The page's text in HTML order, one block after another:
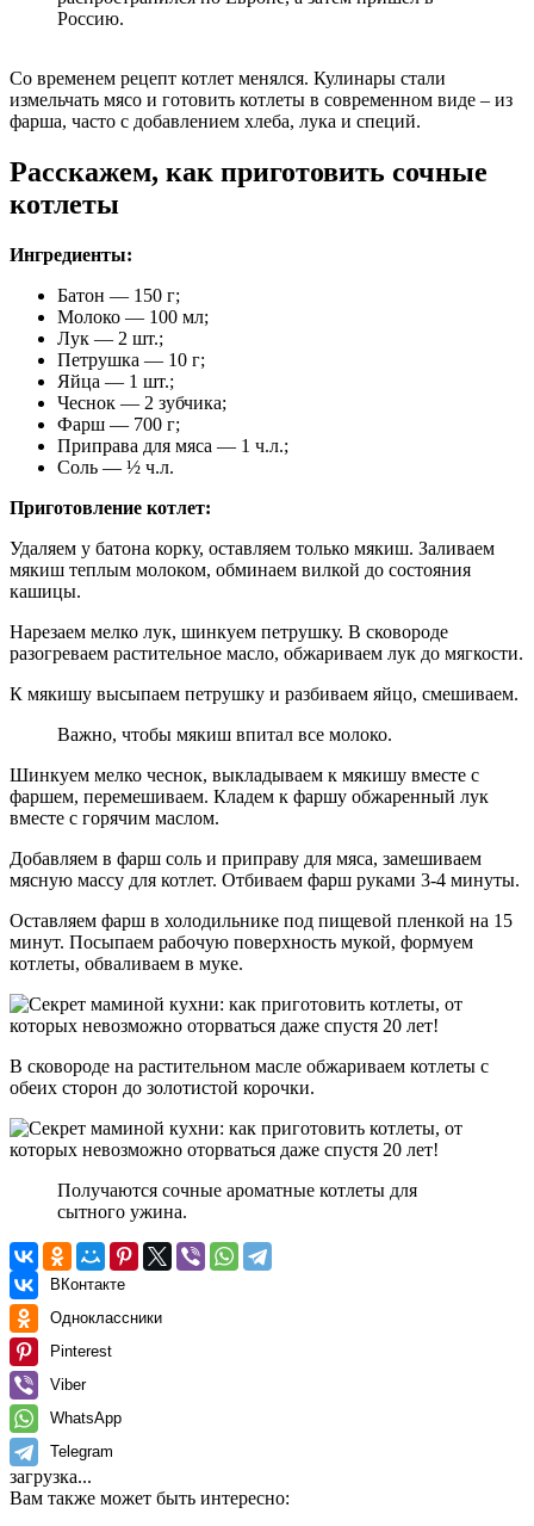
Россию.
Со временем рецепт котлет менялся. Кулинары стали
измельчать мясо и готовить котлеты в современном виде – из
фарша, часто с добавлением хлеба, лука и специй.
Расскажем, как приготовить сочные
котлеты
Ингредиенты:
Батон — 150 г;
Молоко — 100 мл;
Лук — 2 шт.;
Петрушка — 10 г;
Яйца — 1 шт.;
Чеснок — 2 зубчика;
Фарш — 700 г;
Приправа для мяса — 1 ч.л.;
Соль — ½ ч.л.
Приготовление котлет:
Удаляем у батона корку, оставляем только мякиш. Заливаем
мякиш теплым молоком, обминаем вилкой до состояния
кашицы.
Нарезаем мелко лук, шинкуем петрушку. В сковороде
разогреваем растительное масло, обжариваем лук до мягкости.
К мякишу высыпаем петрушку и разбиваем яйцо, смешиваем.
Важно, чтобы мякиш впитал все молоко.
Шинкуем мелко чеснок, выкладываем к мякишу вместе с
фаршем, перемешиваем. Кладем к фаршу обжаренный лук
вместе с горячим маслом.
Добавляем в фарш соль и приправу для мяса, замешиваем
мясную массу для котлет. Отбиваем фарш руками 3-4 минуты.
Оставляем фарш в холодильнике под пищевой пленкой на 15
минут. Посыпаем рабочую поверхность мукой, формуем
котлеты, обваливаем в муке.
В сковороде на растительном масле обжариваем котлеты с
обеих сторон до золотистой корочки.
Получаются сочные ароматные котлеты для
сытного ужина.
ВКонтакте
Одноклассники
Pinterest
Viber
WhatsApp
Telegram
загрузка...
Вам также может быть интересно: